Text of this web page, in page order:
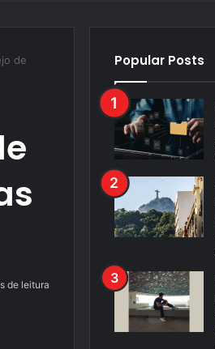
de
de leitura
Popular Posts